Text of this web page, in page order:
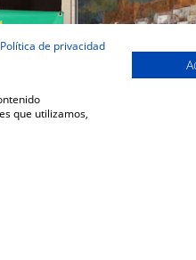
Política de privacidad
que utilizamos,